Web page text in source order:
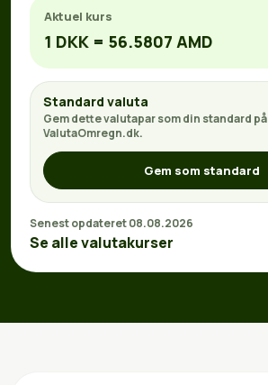
Aktuel kurs
1 DKK = 56.5807 AMD
Standard valuta
Gem dette valutapar som din standard på
ValutaOmregn.dk.
Gem som standard
Senest opdateret 08.08.2026
Se alle valutakurser